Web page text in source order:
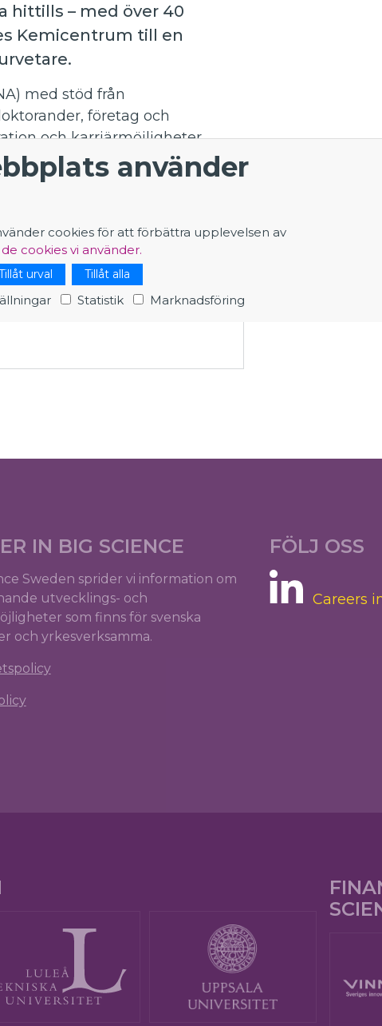
använder
cookies för att förbättra upplevelsen av
cookies vi använder.
urval Tillåt alla
Statistik Marknadsföring
hittills – med över 40
Kemicentrum till en
med stöd från
företag och
och karriärmöjligheter.
upp i Big Science Swedens
med sig av sina erfarenheter
Genève, är platsen där
inom fysiken!
IN BIG SCIENCE
Sweden sprider vi information om
utvecklings- och
som finns för svenska
och yrkesverksamma.
FÖLJ OSS
Careers